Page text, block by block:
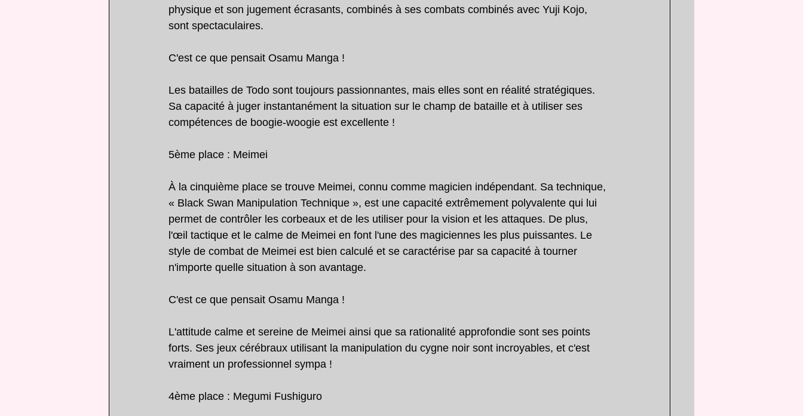
physique et son jugement écrasants, combinés à ses combats combinés avec Yuji Kojo,
sont spectaculaires.
C'est ce que pensait Osamu Manga !
Les batailles de Todo sont toujours passionnantes, mais elles sont en réalité stratégiques.
Sa capacité à juger instantanément la situation sur le champ de bataille et à utiliser ses
compétences de boogie-woogie est excellente !
5ème place : Meimei
À la cinquième place se trouve Meimei, connu comme magicien indépendant. Sa technique,
« Black Swan Manipulation Technique », est une capacité extrêmement polyvalente qui lui
permet de contrôler les corbeaux et de les utiliser pour la vision et les attaques. De plus,
l'œil tactique et le calme de Meimei en font l'une des magiciennes les plus puissantes. Le
style de combat de Meimei est bien calculé et se caractérise par sa capacité à tourner
n'importe quelle situation à son avantage.
C'est ce que pensait Osamu Manga !
L'attitude calme et sereine de Meimei ainsi que sa rationalité approfondie sont ses points
forts. Ses jeux cérébraux utilisant la manipulation du cygne noir sont incroyables, et c'est
vraiment un professionnel sympa !
4ème place : Megumi Fushiguro